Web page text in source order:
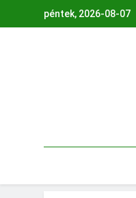
péntek, 2026-08-07